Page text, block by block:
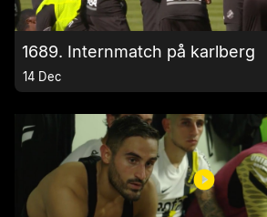
1689. Internmatch på karlberg
14 Dec